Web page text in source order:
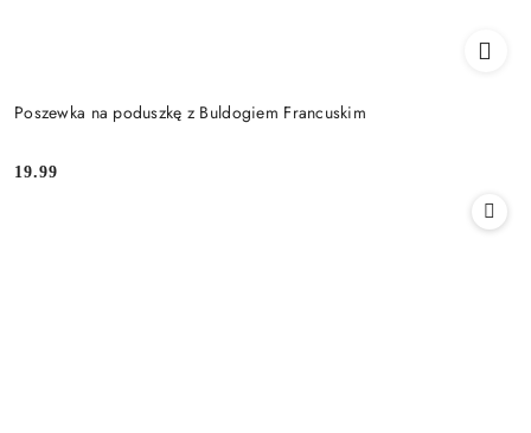
Poszewka na poduszkę z Buldogiem Francuskim
Cena:
19.99